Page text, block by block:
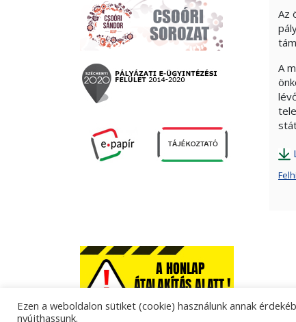
Az
A
Ezen a weboldalon sütiket (cookie) használunk annak
nyújthassunk.